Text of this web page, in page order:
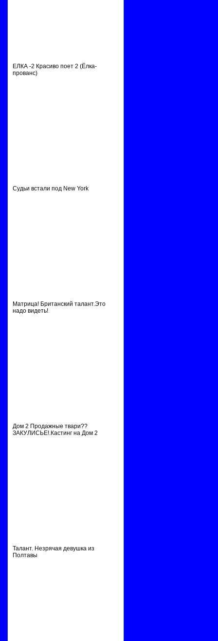
ЕЛКА -2 Красиво поет 2 (Ёлка-
прованс)
Судьи встали под New York
Матрица! Британский талант.Это
надо видеть!
Дом 2 Продажные твари??
ЗАКУЛИСЬЕ!.Кастинг на Дом 2
Талант. Незрячая девушка из
Полтавы